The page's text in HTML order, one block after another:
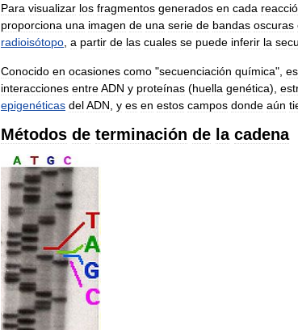
Para visualizar los fragmentos generados en cada
proporciona una imagen de una serie de bandas oscuras
radioisótopo a partir de las cuales se puede inferir la
Conocido en ocasiones como "secuenciación química",
interacciones entreADN y proteínas (huella genética),
epigenéticas delADN y es en estos campos donde aún
Métodos de terminación de la cadena